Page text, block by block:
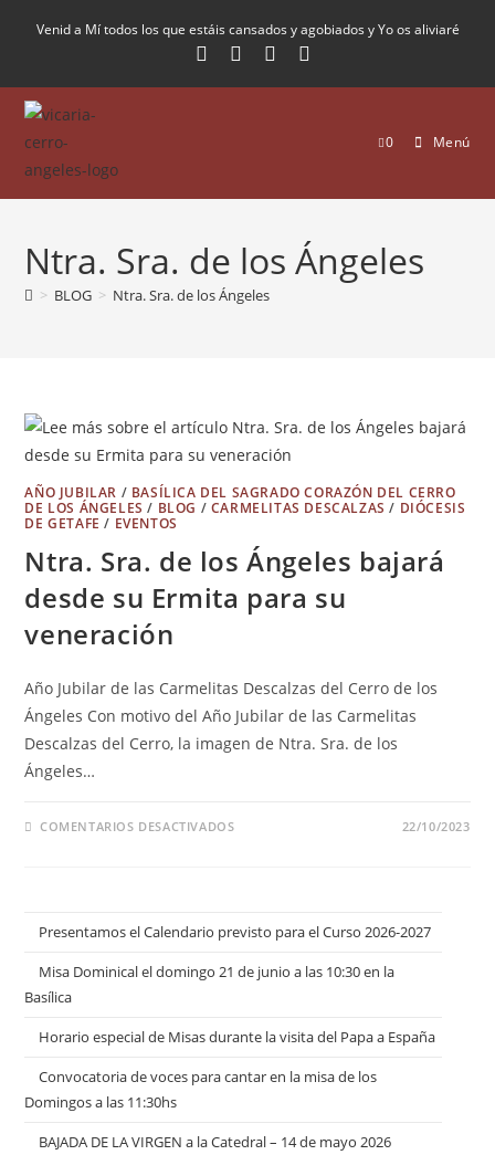
Venid a Mí todos los que estáis cansados y agobiados y Yo os aliviaré
0 Menú
Ntra. Sra. de los Ángeles
> BLOG > Ntra. Sra. de los Ángeles
AÑO JUBILAR / BASÍLICA DEL SAGRADO CORAZÓN DEL CERRO
DE LOS ÁNGELES / BLOG / CARMELITAS DESCALZAS / DIÓCESIS
DE GETAFE / EVENTOS
Ntra. Sra. de los Ángeles bajará
desde su Ermita para su
veneración
Año Jubilar de las Carmelitas Descalzas del Cerro de los
Ángeles Con motivo del Año Jubilar de las Carmelitas
Descalzas del Cerro, la imagen de Ntra. Sra. de los
Ángeles…
COMENTARIOS DESACTIVADOS 22/10/2023
Presentamos el Calendario previsto para el Curso 2026-2027
Misa Dominical el domingo 21 de junio a las 10:30 en la
Basílica
Horario especial de Misas durante la visita del Papa a España
Convocatoria de voces para cantar en la misa de los
Domingos a las 11:30hs
BAJADA DE LA VIRGEN a la Catedral – 14 de mayo 2026